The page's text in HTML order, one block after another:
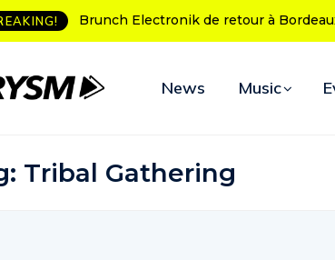
retour à BordeauxL’Amnesia Ibiza fête ses 50
programme des soirées
News Music
Tribal Gathering